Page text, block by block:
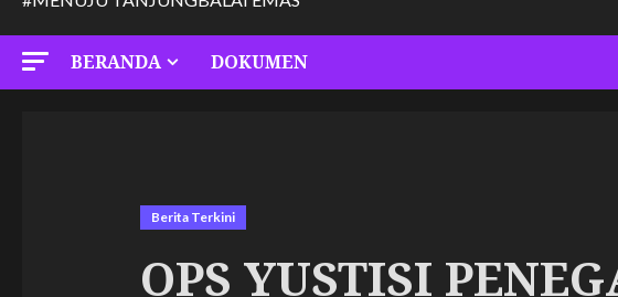
BERANDA DOKUMEN
Berita Terkini
OPS YUSTISI